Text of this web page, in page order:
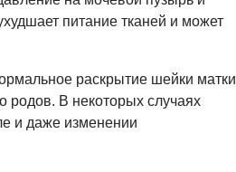
питание тканей и может
раскрытие шейки матки
родов. В некоторых случаях
и даже изменении